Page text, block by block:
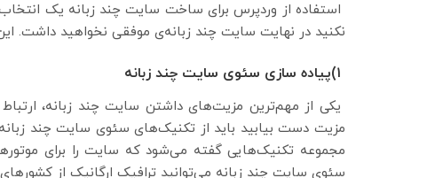
استفاده از وردپرس برای ساخت سایت چند زبانه یک
نکنید در نهایت سایت چند زبانه‌ی موفقی نخواهید داشت.
یکی از مهم‌ترین مزیت‌های داشتن سایت چند زبانه،
مجموعه تکنیک‌هایی گفته می‌شود که سایت را برای
سئوی سایت چند زبانه می‌توانید ترافیک ارگانیک از